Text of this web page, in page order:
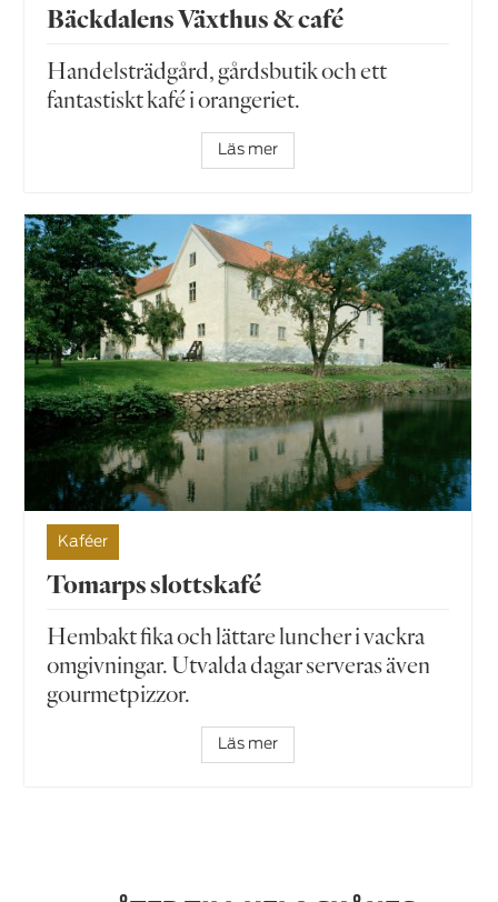
Bäckdalens Växthus & café
Handelsträdgård, gårdsbutik och ett
fantastiskt kafé i orangeriet.
Läs mer
Kaféer
Tomarps slottskafé
Hembakt fika och lättare luncher i vackra
omgivningar. Utvalda dagar serveras även
gourmetpizzor.
Läs mer